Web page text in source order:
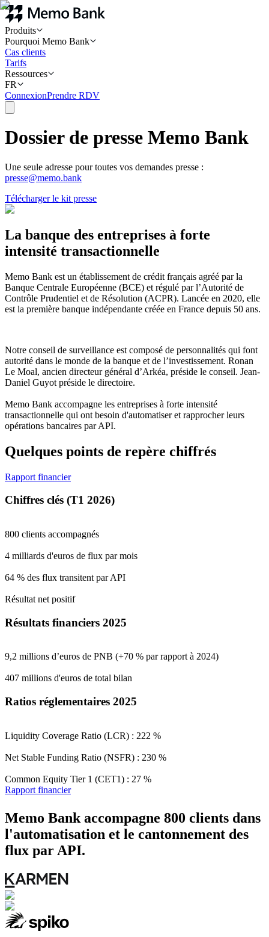
Produits
Pourquoi Memo Bank
Cas clients
Tarifs
Ressources
FR
ConnexionPrendre RDV
Dossier de presse Memo Bank
Une seule adresse pour toutes vos demandes presse :
presse@memo.bank
Télécharger le kit presse
La banque des entreprises à forte
intensité transactionnelle
Memo Bank est un établissement de crédit français agréé par la
Banque Centrale Européenne (BCE) et régulé par l’Autorité de
Contrôle Prudentiel et de Résolution (ACPR). Lancée en 2020, elle
est la première banque indépendante créée en France depuis 50 ans.
Notre conseil de surveillance est composé de personnalités qui font
autorité dans le monde de la banque et de l’investissement. Ronan
Le Moal, ancien directeur général d’Arkéa, préside le conseil. Jean-
Daniel Guyot préside le directoire.
Memo Bank accompagne les entreprises à forte intensité
transactionnelle qui ont besoin d'automatiser et rapprocher leurs
opérations bancaires par API.
Quelques points de repère chiffrés
Rapport financier
Chiffres clés (T1 2026)
800 clients accompagnés
4 milliards d'euros de flux par mois
64 % des flux transitent par API
Résultat net positif
Résultats financiers 2025
9,2 millions d’euros de PNB (+70 % par rapport à 2024)
407 millions d'euros de total bilan
Ratios réglementaires 2025
Liquidity Coverage Ratio (LCR) : 222 %
Net Stable Funding Ratio (NSFR) : 230 %
Common Equity Tier 1 (CET1) : 27 %
Rapport financier
Memo Bank accompagne 800 clients dans
l'automatisation et le cantonnement des
flux par API.